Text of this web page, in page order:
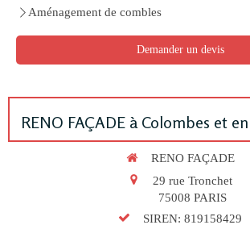
Aménagement de combles
Demander un devis
RENO FAÇADE à Colombes et
RENO FAÇADE
29 rue Tronchet
75008 PARIS
SIREN: 819158429